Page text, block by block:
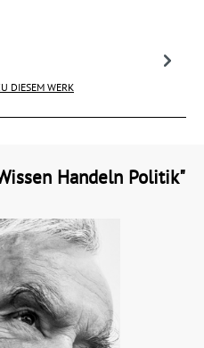
DIESEM WERK
Handeln Politik"